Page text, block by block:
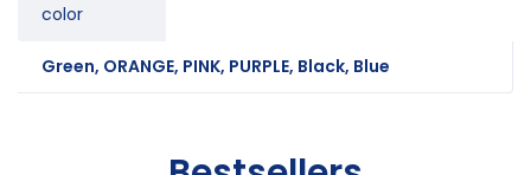
color
Green, ORANGE, PINK, PURPLE, Black, Blue